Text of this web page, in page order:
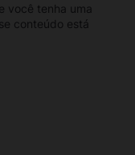
você tenha uma
conteúdo está